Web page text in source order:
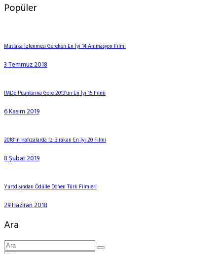
Popüler
Mutlaka İzlenmesi Gereken En İyi 14 Animasyon Filmi
3 Temmuz 2018
IMDb Puanlarına Göre 2019’un En İyi 15 Filmi
6 Kasım 2019
2018’in Hafızalarda İz Bırakan En İyi 20 Filmi
8 Şubat 2019
Yurtdışından Ödülle Dönen Türk Filmleri
29 Haziran 2018
Ara